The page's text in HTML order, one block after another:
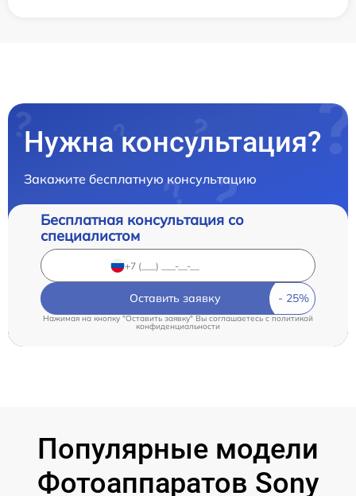
Нужна консультация?
Закажите бесплатную консультацию
Бесплатная консультация со
специалистом
Оставить заявку
Нажимая на кнопку "Оставить заявку" Вы соглашаетесь cполитикой
конфиденциальности
Популярные модели
Фотоаппаратов Sony